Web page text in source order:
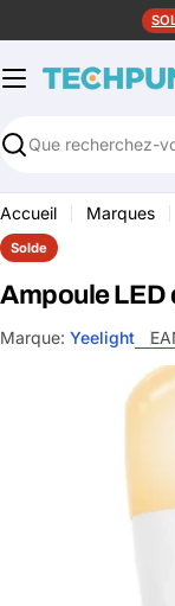
au
contenu
Rechercher
Accueil Marques
Solde
Ampoule LED
Marque: Yeelight